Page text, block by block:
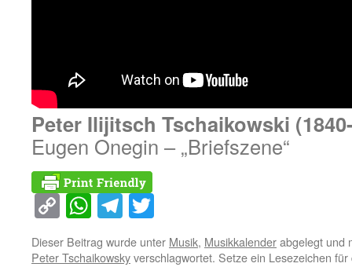
Peter Ilijitsch Tschaikowski
Eugen Onegin – „Briefszene“
Copy
Link
WhatsApp
Telegram
Dieser Beitrag wurde unter Musik, Musikkalenderabgelegt und
Peter Tschaikowskyverschlagwortet. Setze ein Lesezeichen